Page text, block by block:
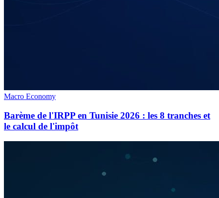
Macro Economy
Barème de l'IRPP en Tunisie 2026 : les 8 tranches et
le calcul de l'impôt